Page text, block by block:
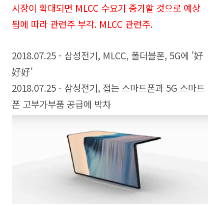
시장이 확대되면 MLCC 수요가 증가할 것으로 예상
됨에 따라 관련주 부각. MLCC 관련주.
2018.07.25 - 삼성전기, MLCC, 폴더블폰, 5G에 '好
好好'
2018.07.25 - 삼성전기, 접는 스마트폰과 5G 스마트
폰 고부가부품 공급에 박차